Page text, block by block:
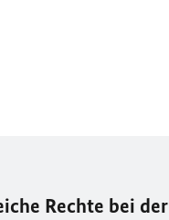
Rechte bei der